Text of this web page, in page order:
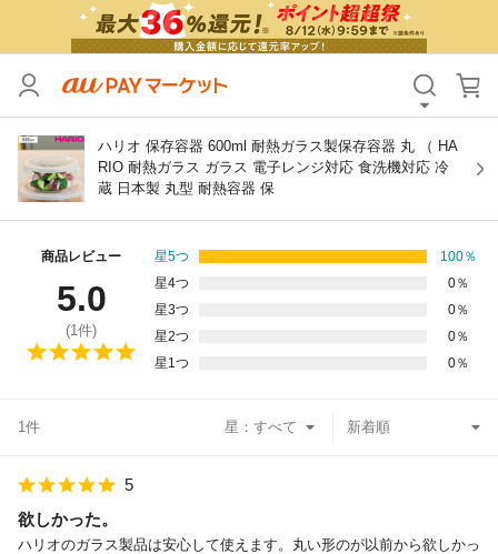
ハリオ 保存容器 600ml 耐熱ガラス製保存容器 丸 （ HA
RIO 耐熱ガラス ガラス 電子レンジ対応 食洗機対応 冷
蔵 日本製 丸型 耐熱容器 保
商品レビュー
5.0
(1件)
星5つ 100％
星4つ
0％
星3つ
0％
星2つ
0％
星1つ
0％
1件 星：
5
欲しかった。
ハリオのガラス製品は安心して使えます。丸い形のが以前から欲しかっ
カテゴリ すべて
価格 すべて
支払い方法
その他の条件
送料無料
Pontaパス特典対象すべて
除外ワード